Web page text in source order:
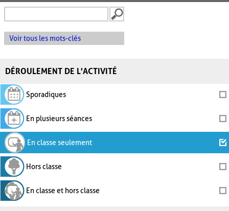
Voir tous les mots-clés
DÉROULEMENT DE L'ACTIVITÉ
Sporadiques
En plusieurs séances
En classe seulement
Hors classe
En classe et hors classe